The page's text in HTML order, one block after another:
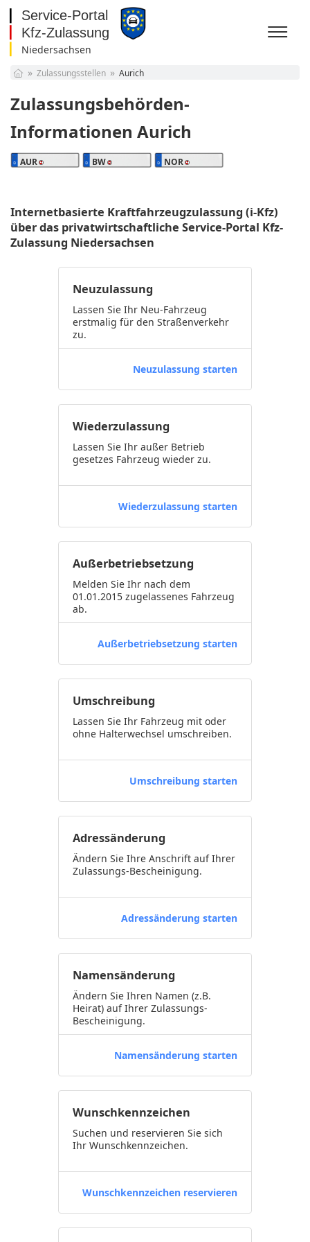
Niedersachsen
Bayern
Brandenburg
Bremen
Hamburg
Hessen
Mecklenburg-
Rheinland-Pfalz
Saarland
Sachsen
Thüringen
Zulassungsstellen Aurich
Zulassungsbehörden-
Informationen Aurich
AUR BW NOR
Internetbasierte Kraftfahrzeugzulassung (i-Kfz)
über das privatwirtschaftliche Service-Portal Kfz-
Zulassung Niedersachsen
Neuzulassung
Lassen Sie Ihr Neu-Fahrzeug
erstmalig für den Straßenverkehr
zu.
Neuzulassung starten
Wiederzulassung
Lassen Sie Ihr außer Betrieb
gesetzes Fahrzeug wieder zu.
Wiederzulassung starten
Außerbetriebsetzung
Melden Sie Ihr nach dem
01.01.2015 zugelassenes Fahrzeug
ab.
Außerbetriebsetzung starten
Umschreibung
Lassen Sie Ihr Fahrzeug mit oder
ohne Halterwechsel umschreiben.
Umschreibung starten
Adressänderung
Ändern Sie Ihre Anschrift auf Ihrer
Zulassungs-Bescheinigung.
Adressänderung starten
Namensänderung
Ändern Sie Ihren Namen (z.B.
Heirat) auf Ihrer Zulassungs-
Bescheinigung.
Namensänderung starten
Wunschkennzeichen
Suchen und reservieren Sie sich
Ihr Wunschkennzeichen.
Wunschkennzeichen reservieren